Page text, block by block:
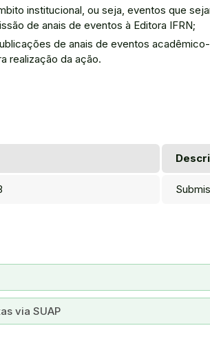
institucional, ou seja, eventos que
de anais de eventos à Editora IFRN;
de anais de eventos
realização da ação.
via SUAP